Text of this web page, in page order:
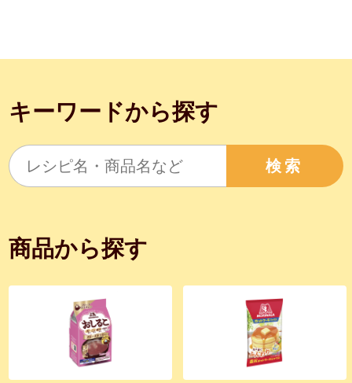
キーワードから探す
検索
商品から探す